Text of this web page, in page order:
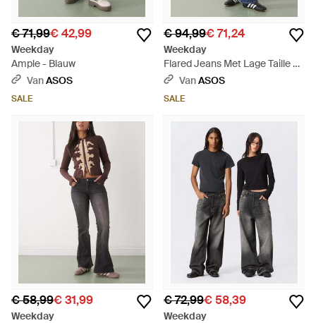
€ 71,99€ 42,99
Weekday
Ample - Blauw
VanASOS
SALE
€ 94,99€ 71,24
Weekday
Flared Jeans Met Lage Taille En
Rits - Blauw
VanASOS
SALE
€ 58,99€ 31,99
Weekday
€ 72,99€ 58,39
Weekday